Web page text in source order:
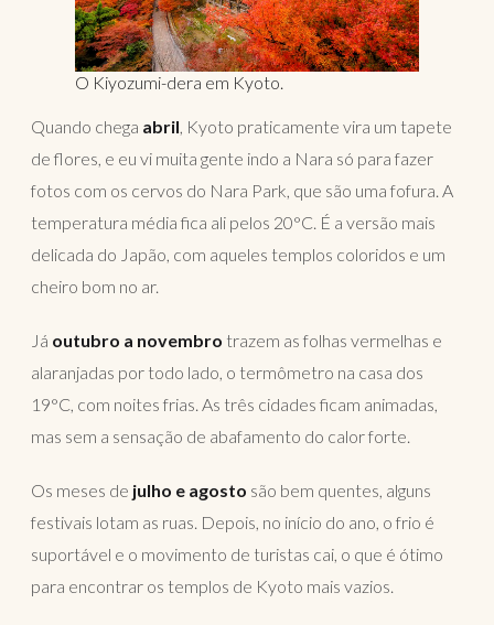
O Kiyozumi-dera em Kyoto.
Quando chega abril, Kyoto praticamente vira um tapete
de flores, e eu vi muita gente indo a Nara só para fazer
fotos com os cervos do Nara Park, que são uma fofura. A
temperatura média fica ali pelos 20°C. É a versão mais
delicada do Japão, com aqueles templos coloridos e um
cheiro bom no ar.
Já outubro a novembro trazem as folhas vermelhas e
alaranjadas por todo lado, o termômetro na casa dos
19°C, com noites frias. As três cidades ficam animadas,
mas sem a sensação de abafamento do calor forte.
Os meses de julho e agosto são bem quentes, alguns
festivais lotam as ruas. Depois, no início do ano, o frio é
suportável e o movimento de turistas cai, o que é ótimo
para encontrar os templos de Kyoto mais vazios.